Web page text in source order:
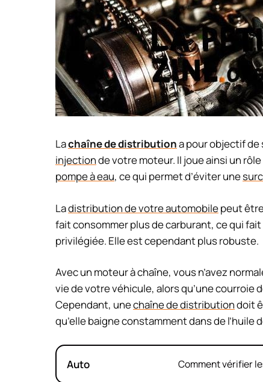
Lachaîne de distributiona pour objectif
injectionde votre moteur. Il joue ainsi un
pompe à eau, ce qui permet d’éviter une
Ladistribution de votre automobilepeut
fait consommer plus de carburant, ce qui
privilégiée. Elle est cependant plus robuste.
Avec un moteur à chaîne, vous n’avez
vie de votre véhicule, alors qu’une
Cependant, unechaîne de distributiondoit
qu’elle baigne constamment dans de l’huile
Auto Comment vérifier